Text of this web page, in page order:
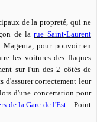
de la propreté, qui ne
de larue Saint-Laurent
Magenta, pour pouvoir en
les voitures des flaques
sur l'un des 2 côtés de
correctement leur
d'une concertation pour
de la Gare de l'Est... Point